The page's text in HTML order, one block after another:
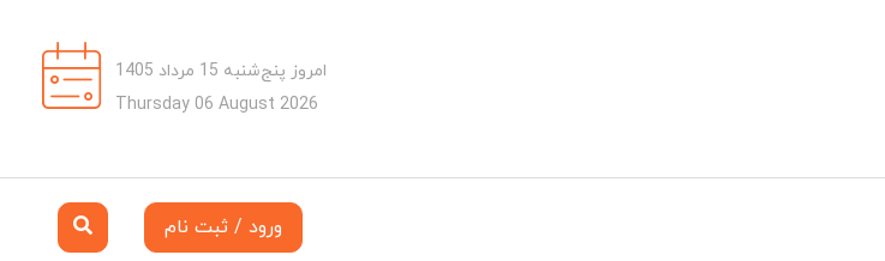
امروز پنج‌شنبه 15 مرداد 1405
Thursday 06 August 2026
ورود / ثبت نام